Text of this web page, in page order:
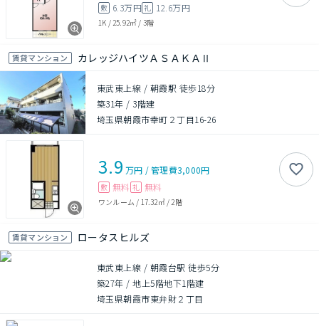
敷 6.3万円礼 12.6万円
1K / 25.92㎡ / 3階
賃貸マンション カレッジハイツＡＳＡＫＡⅡ
東武東上線 / 朝霞駅 徒歩18分
築31年 / 3階建
埼玉県朝霞市幸町２丁目16-26
3.9 万円 /管理費3,000円
敷 無料 礼 無料
ワンルーム / 17.32㎡/ 2階
賃貸マンション ロータスヒルズ
東武東上線 / 朝霞台駅 徒歩5分
築27年 /地上5階地下1階建
埼玉県朝霞市東弁財２丁目